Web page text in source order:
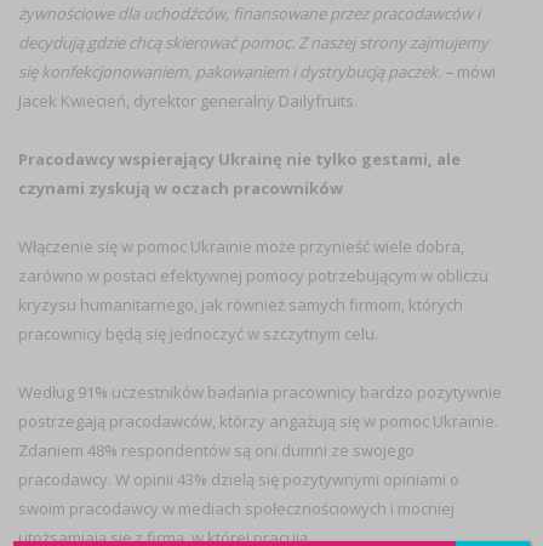
żywnościowe dla uchodźców, finansowane przez pracodawców i
decydują gdzie chcą skierować pomoc. Z naszej strony zajmujemy
się konfekcjonowaniem, pakowaniem i dystrybucją paczek. – mówi
Jacek Kwiecień, dyrektor generalny Dailyfruits.
Pracodawcy wspierający Ukrainę nie tylko gestami, ale
czynami zyskują w oczach pracowników
Włączenie się w pomoc Ukrainie może przynieść wiele dobra,
zarówno w postaci efektywnej pomocy potrzebującym w obliczu
kryzysu humanitarnego, jak również samych firmom, których
pracownicy będą się jednoczyć w szczytnym celu.
Według 91% uczestników badania pracownicy bardzo pozytywnie
postrzegają pracodawców, którzy angażują się w pomoc Ukrainie.
Zdaniem 48% respondentów są oni dumni ze swojego
pracodawcy. W opinii 43% dzielą się pozytywnymi opiniami o
swoim pracodawcy w mediach społecznościowych i mocniej
utożsamiają się z firmą, w której pracują.